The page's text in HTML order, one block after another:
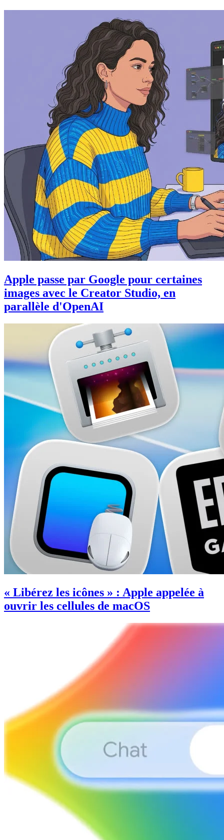
Apple passe par Google pour certaines
images avec le Creator Studio, en
parallèle d'OpenAI
« Libérez les icônes » : Apple appelée à
ouvrir les cellules de macOS